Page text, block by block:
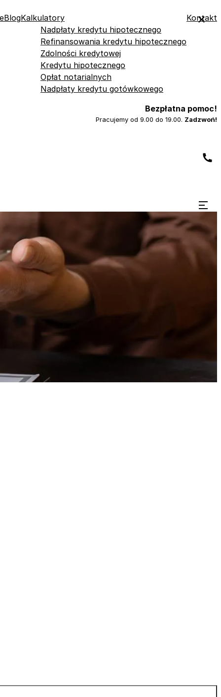
BlogKalkulatory
Nadpłaty kredytu hipotecznego
Refinansowania kredytu hipotecznego
Zdolności kredytowej
Kredytu hipotecznego
Opłat notarialnych
Nadpłaty kredytu gotówkowego
Kontakt
Bezpłatna pomoc!
Pracujemy od 9.00 do 19.00. Zadzwoń!